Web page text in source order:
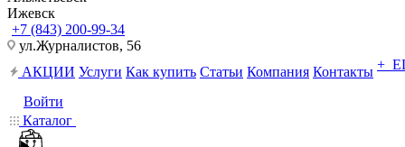
Ижевск
+7 (843) 200-99-34
ул.Журналистов, 56
АКЦИИ Услуги Как купить Статьи Компания Контакты +
Войти
Каталог